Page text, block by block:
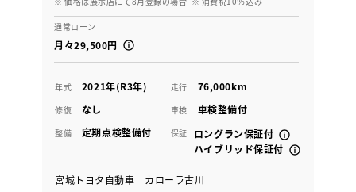
通常ローン
月々29,500円
年式 2021年(R3年) 走行 76,000km
修復 なし 車検 車検整備付
整備 定期点検整備付 保証
ロングラン保証付
ハイブリッド保証付
宮城トヨタ自動車 カローラ古川